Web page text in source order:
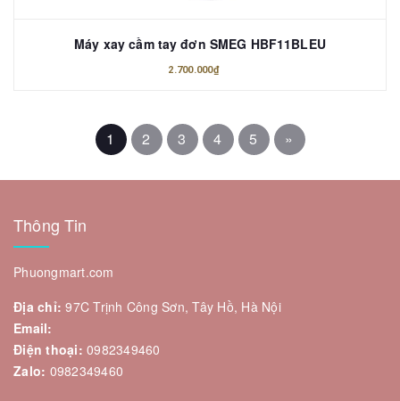
Máy xay cầm tay đơn SMEG HBF11BLEU
2.700.000₫
1 2 3 4 5 »
Thông Tin
Phuongmart.com
Địa chỉ: 97C Trịnh Công Sơn, Tây Hồ, Hà Nội
Email:
Điện thoại: 0982349460
Zalo: 0982349460